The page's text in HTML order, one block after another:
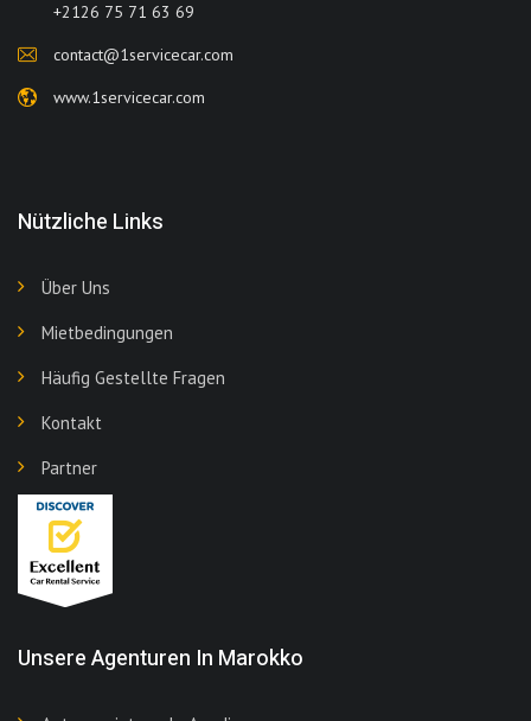
+2126 75 71 63 69
contact@1servicecar.com
www.1servicecar.com
Nützliche Links
Über Uns
Mietbedingungen
Häufig Gestellte Fragen
Kontakt
Partner
Unsere Agenturen In Marokko